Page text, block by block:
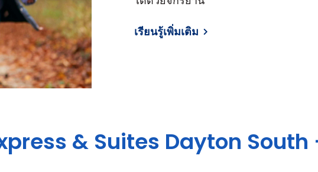
เรียนรู้เพิ่มเติม
& Suites Dayton